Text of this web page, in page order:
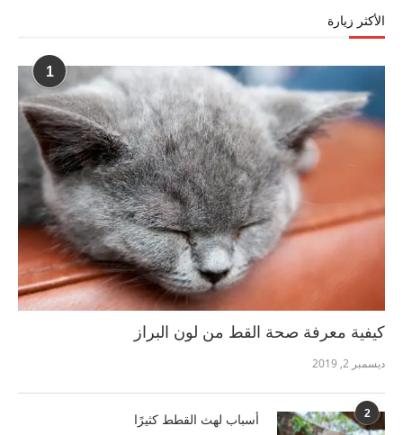
الأكثر زيارة
1
كيفية معرفة صحة القط من لون البراز
ديسمبر 2, 2019
2 أسباب لهث القطط كثيرًا